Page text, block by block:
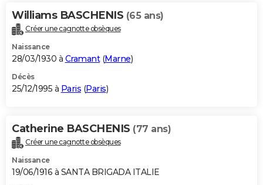
Williams BASCHENIS (65 ans)
Créer une cagnotte obsèques
Naissance
28/03/1930 à Cramant(Marne)
Décès
25/12/1995 à Paris (Paris)
Catherine BASCHENIS (77 ans)
Créer une cagnotte obsèques
Naissance
19/06/1916 à SANTA BRIGADA ITALIE